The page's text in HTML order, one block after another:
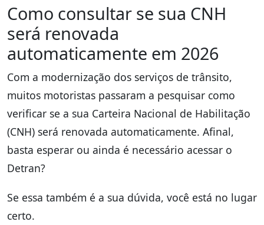
Como consultar se sua CNH
será renovada
automaticamente em 2026
Com a modernização dos serviços de trânsito,
muitos motoristas passaram a pesquisar como
verificar se a sua Carteira Nacional de Habilitação
(CNH) será renovada automaticamente. Afinal,
basta esperar ou ainda é necessário acessar o
Detran?
Se essa também é a sua dúvida, você está no lugar
certo.